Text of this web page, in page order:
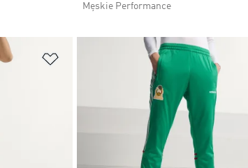
Męskie Performance
Dodaj do listy życzeń